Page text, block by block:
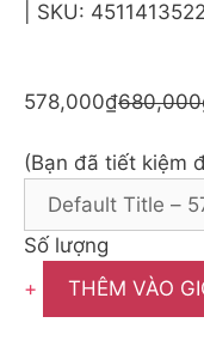
| SKU:
578,000₫
(Bạn đã tiết kiệm
Số lượng
+
THÊM VÀO